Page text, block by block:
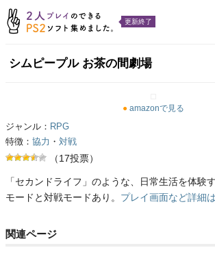
更新終了
シムピープル お茶の間劇場
● amazonで見る
ジャンル： RPG
特徴： 協力 ・ 対戦
（17投票）
「セカンドライフ」のような、日常生活を体験
モードと対戦モードあり。 プレイ画面など詳細
関連ページ